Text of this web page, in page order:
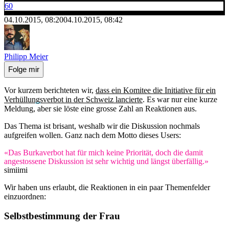
60
04.10.2015, 08:2004.10.2015, 08:42
Philipp Meier
Folge mir
Vor kurzem berichteten wir, dass ein Komitee die Initiative für ein
Verhüllungsverbot in der Schweiz lancierte. Es war nur eine kurze
Meldung, aber sie löste eine grosse Zahl an Reaktionen aus.
Das Thema ist brisant, weshalb wir die Diskussion nochmals
aufgreifen wollen. Ganz nach dem Motto dieses Users:
«Das Burkaverbot hat für mich keine Priorität, doch die damit
angestossene Diskussion ist sehr wichtig und längst überfällig.»
simiimi
Wir haben uns erlaubt, die Reaktionen in ein paar Themenfelder
einzuordnen:
Selbstbestimmung der Frau